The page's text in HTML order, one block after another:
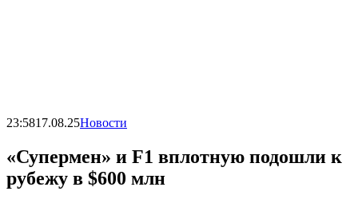
23:5817.08.25Новости
«Супермен» и F1 вплотную подошли к
рубежу в $600 млн